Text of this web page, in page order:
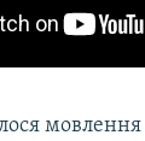
мовлення